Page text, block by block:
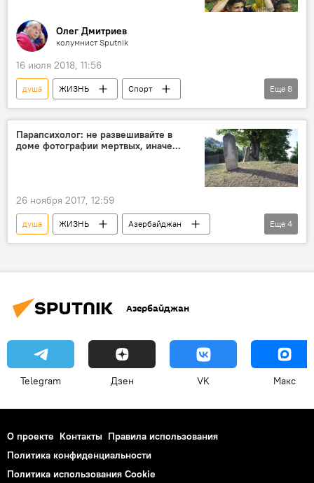
Олег Дмитриев
колумнист Sputnik
16 июля 2018, 11:56
душа ЖИЗНЬ
Спорт
ФИФА-2018
Новости ЧМ-2018
Новости
Колумнисты
Россия
мундиаль
игра
Еще 8
Парапсихолог: не развешивайте в
доме фотографии мертвых, иначе...
26 ноября 2017, 12:59
душа ЖИЗНЬ
Азербайджан
Новости
Рамиль Наджафли
Еще 4
Азербайджан
Telegram Дзен VK Макс
О проекте Контакты Правила использования
Политика конфиденциальности
Политика использования Cookie